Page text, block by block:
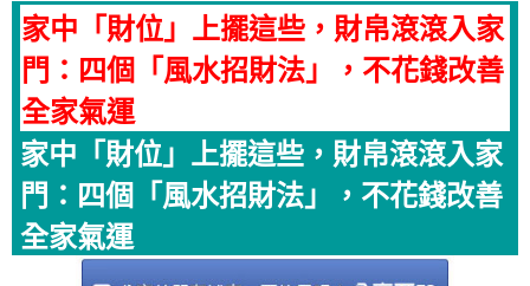
家中「財位」上擺這些，財帛滾滾入家
門：四個「風水招財法」，不花錢改善
全家氣運
家中「財位」上擺這些，財帛滾滾入家
門：四個「風水招財法」，不花錢改善
全家氣運